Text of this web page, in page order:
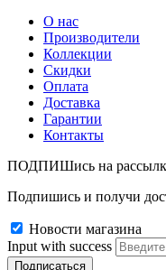
О нас
Производители
Коллекции
Скидки
Оплата
Доставка
Гарантии
Контакты
ПОДПИШись на
Подпишись и получи
Новости магазина
Input with success